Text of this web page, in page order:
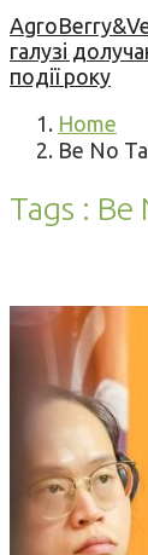
галузі
події року
Home
Be No
Tags : Be